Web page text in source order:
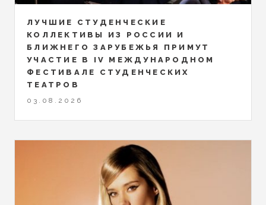
ЛУЧШИЕ СТУДЕНЧЕСКИЕ
КОЛЛЕКТИВЫ ИЗ РОССИИ И
БЛИЖНЕГО ЗАРУБЕЖЬЯ ПРИМУТ
УЧАСТИЕ В IV МЕЖДУНАРОДНОМ
ФЕСТИВАЛЕ СТУДЕНЧЕСКИХ
ТЕАТРОВ
03.08.2026